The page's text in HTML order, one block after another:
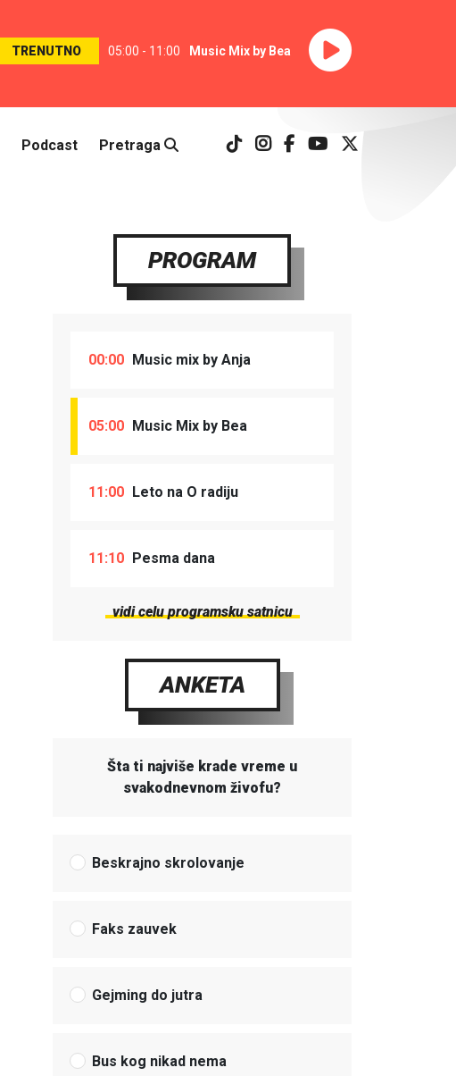
TRENUTNO 05:00 - 11:00 Music Mix by Bea
Podcast Pretraga
PROGRAM
00:00 Music mix by Anja
05:00 Music Mix by Bea
11:00 Leto na O radiju
11:10 Pesma dana
vidi celu programsku satnicu
ANKETA
Šta ti najviše krade vreme u
svakodnevnom živofu?
Beskrajno skrolovanje
Faks zauvek
Gejming do jutra
Bus kog nikad nema